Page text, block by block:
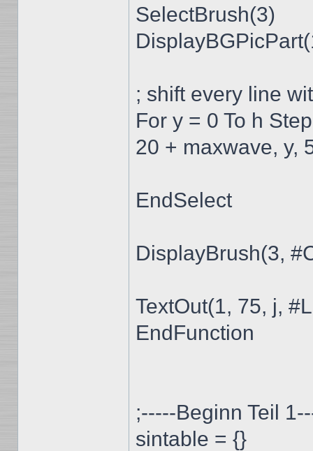
SelectBrush(3)
; shift every line
For y = 0 To h
20 + maxwave, y,
EndSelect
DisplayBrush(3,
TextOut(1, 75, j,
EndFunction
;-----Beginn Teil
sintable = {}